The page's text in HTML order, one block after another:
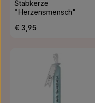
Stabkerze
"Herzensmensch"
Regulärer Preis:
€ 3,95